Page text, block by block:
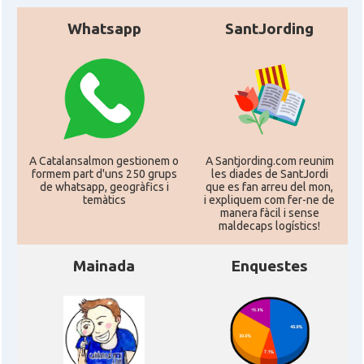
CAMON Catalans a Houston - Texas
CAMON Catalans a INDIANA
CAMON Catalans a IOWA
CAMON Catalans a IRVINE
CAMON Catalans a Jacksonville
CAMON Catalans a Las Vegas
CAMON Catalans a Los Angeles
Whatsapp
A Catalansalmon gestionem o
formem part d'uns 250 grups
de whatsapp, geogràfics i
temàtics
SantJording
A Santjording.com reunim
les diades de SantJordi
que es fan arreu del mon,
i expliquem com fer-ne de
manera fàcil i sense
maldecaps logí­stics!
Mainada Enquestes